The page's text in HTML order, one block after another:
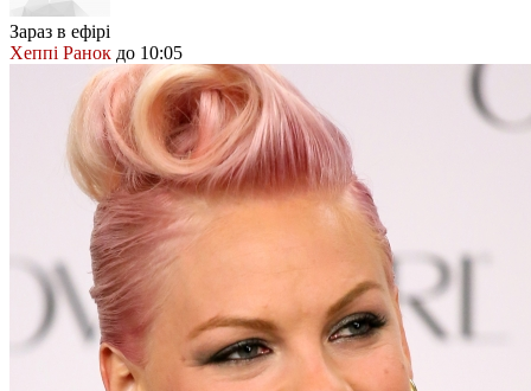
Зараз в ефірі
Хеппі Ранок до 10:05